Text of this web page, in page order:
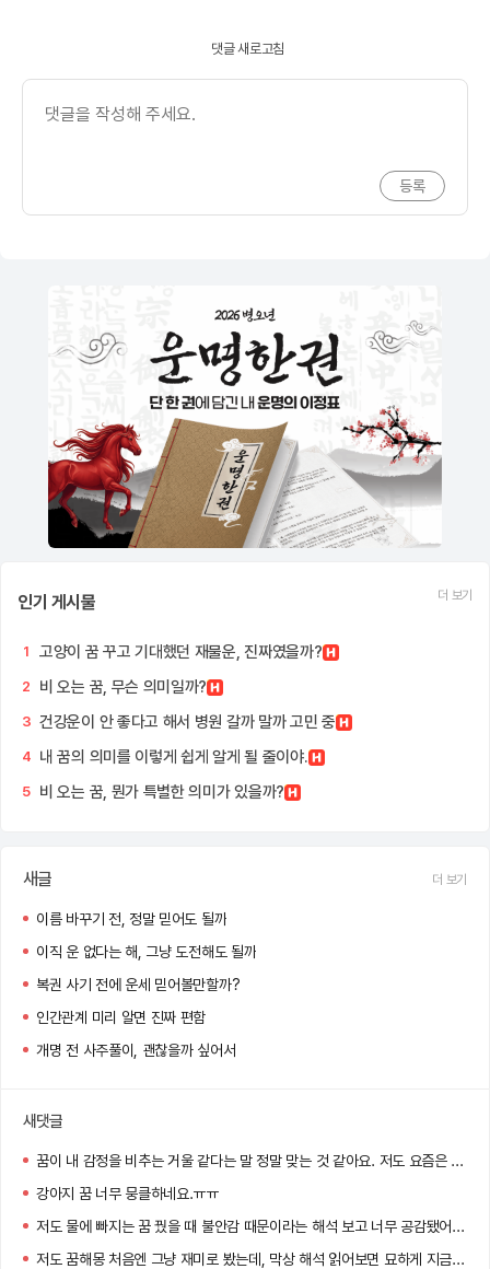
댓글 새로고침
인기 게시물 더 보기
1 고양이 꿈 꾸고 기대했던 재물운, 진짜였을까?
2 비 오는 꿈, 무슨 의미일까?
3 건강운이 안 좋다고 해서 병원 갈까 말까 고민 중
4 내 꿈의 의미를 이렇게 쉽게 알게 될 줄이야.
5 비 오는 꿈, 뭔가 특별한 의미가 있을까?
새글 더 보기
이름 바꾸기 전, 정말 믿어도 될까
이직 운 없다는 해, 그냥 도전해도 될까
복권 사기 전에 운세 믿어볼만할까?
인간관계 미리 알면 진짜 편함
개명 전 사주풀이, 괜찮을까 싶어서
새댓글
꿈이 내 감정을 비추는 거울 같다는 말 정말 맞는 것 같아요. 저도 요즘은 아침마다 꿈을 기록하게 됐어요 :)
강아지 꿈 너무 뭉클하네요.ㅠㅠ
저도 물에 빠지는 꿈 꿨을 때 불안감 때문이라는 해석 보고 너무 공감됐어요…
저도 꿈해몽 처음엔 그냥 재미로 봤는데, 막상 해석 읽어보면 묘하게 지금 내 상황이랑 맞아서 소름 돋더라고요!